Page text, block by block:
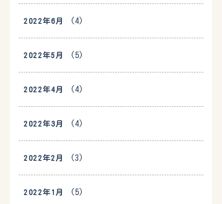
2022年6月 (4)
2022年5月 (5)
2022年4月 (4)
2022年3月 (4)
2022年2月 (3)
2022年1月 (5)